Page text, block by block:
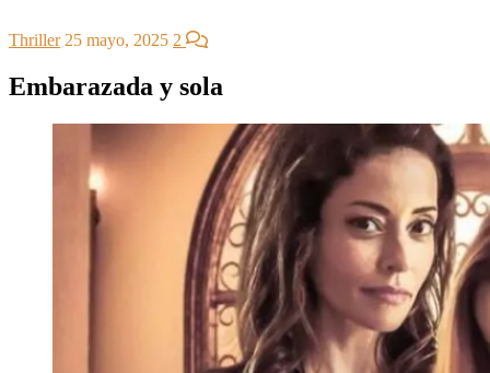
Thriller 25 mayo, 2025 2
Embarazada y sola